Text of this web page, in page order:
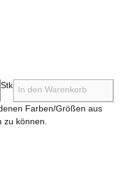
Stk In den Warenkorb
Farben/Größen aus
können.